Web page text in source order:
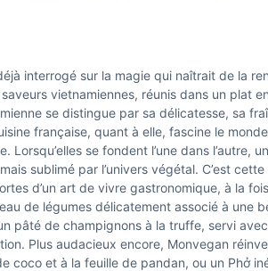
interrogé sur la magie qui naîtrait de la
vietnamiennes, réunis dans un plat
se distingue par sa délicatesse, sa
française, quant à elle, fascine le
Lorsqu’elles se fondent l’une dans
sublimé par l’univers végétal. C’est
d’un art de vivre gastronomique, à la
de légumes délicatement associé à une
pâté de champignons à la truffe, servi
Plus audacieux encore, Monvegan
coco et à la feuille de pandan, ou un Phở